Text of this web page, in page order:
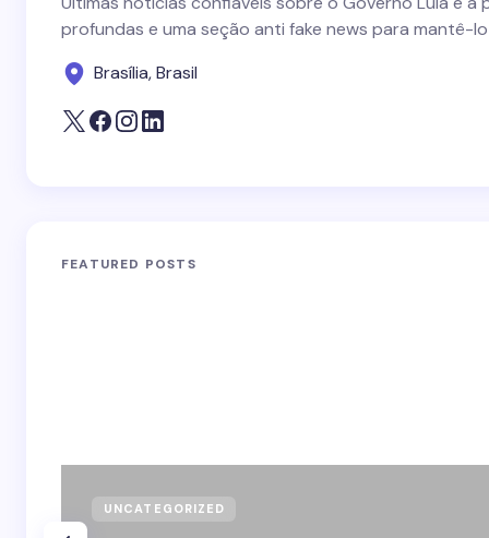
profundas e uma seção anti fake news para mantê-
Brasília, Brasil
FEATURED POSTS
UNCATEGORIZED